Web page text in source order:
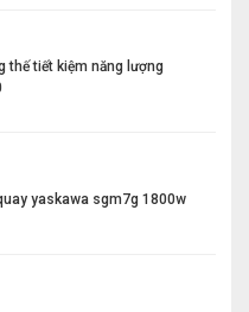
thế tiết kiệm năng lượng
yaskawa sgm7g 1800w